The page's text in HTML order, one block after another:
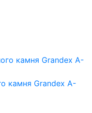
камня Grandex A-